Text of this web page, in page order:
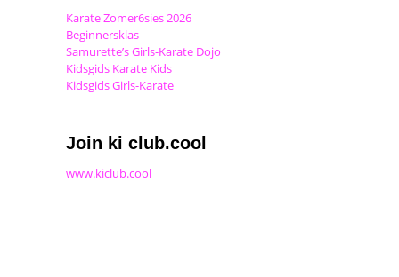
Karate Zomer6sies 2026
Beginnersklas
Samurette’s Girls-Karate Dojo
Kidsgids Karate Kids
Kidsgids Girls-Karate
Join ki club.cool
www.kiclub.cool